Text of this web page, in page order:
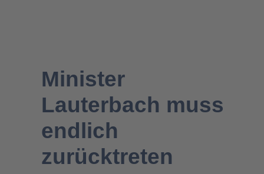
Minister
Lauterbach muss
endlich
zurücktreten